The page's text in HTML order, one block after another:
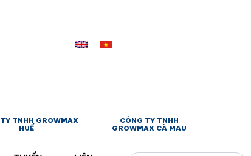
TNHH GROWMAX
HUẾ
CÔNG TY TNHH
GROWMAX CÀ MAU